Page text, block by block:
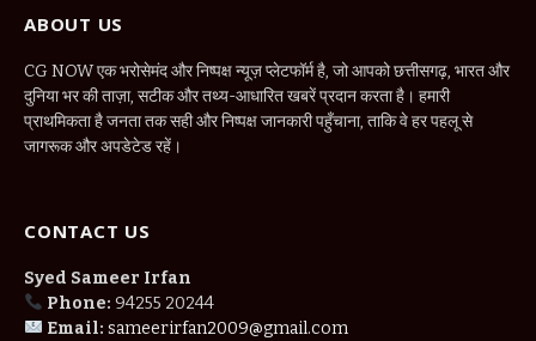
ABOUT US
CG NOW एक भरोसेमंद और निष्पक्ष न्यूज़ प्लेटफॉर्म है, जो आपको छत्तीसगढ़, भारत और
दुनिया भर की ताज़ा, सटीक और तथ्य-आधारित खबरें प्रदान करता है। हमारी
प्राथमिकता है जनता तक सही और निष्पक्ष जानकारी पहुँचाना, ताकि वे हर पहलू से
जागरूक और अपडेटेड रहें।
CONTACT US
Syed Sameer Irfan
Phone: 94255 20244
Email: sameerirfan2009@gmail.com